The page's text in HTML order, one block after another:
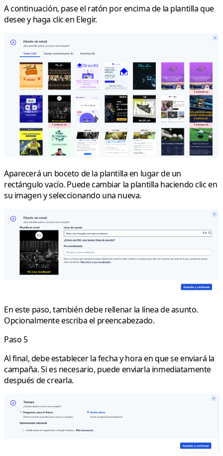
A continuación, pase el ratón por encima de la plantilla que
desee y haga clic en Elegir.
Aparecerá un boceto de la plantilla en lugar de un
rectángulo vacío. Puede cambiar la plantilla haciendo clic en
su imagen y seleccionando una nueva.
En este paso, también debe rellenar la línea de asunto.
Opcionalmente escriba el preencabezado.
Paso 5
Al final, debe establecer la fecha y hora en que se enviará la
campaña. Si es necesario, puede enviarla inmediatamente
después de crearla.